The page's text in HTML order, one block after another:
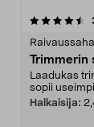
Trimmerin
Laadukas
sopii
Halkaisija: